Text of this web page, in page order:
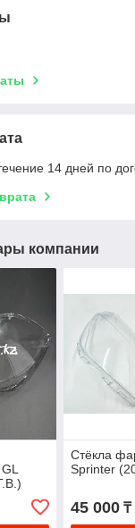
14 дней по
компании
Стёкла
Sprinter
45 000₸